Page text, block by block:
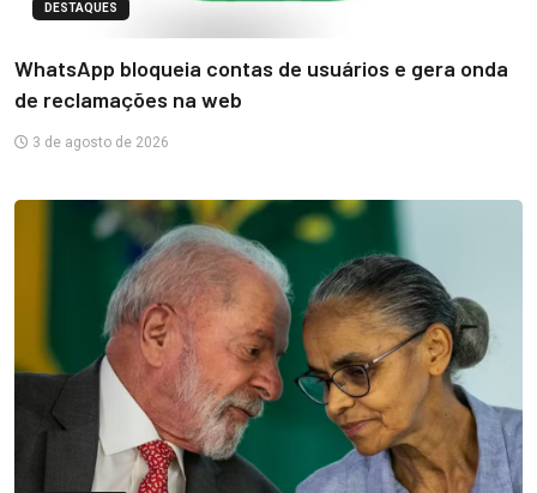
DESTAQUES
WhatsApp bloqueia contas de usuários e gera onda
de reclamações na web
3 de agosto de 2026